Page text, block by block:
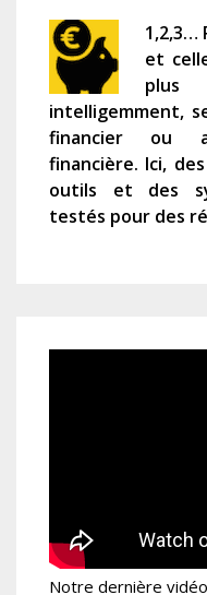
1,2,3…
et
plus
intelligemment,
financier ou
financière. Ici,
outils et des
testés pour des
Notre dernière vidéo